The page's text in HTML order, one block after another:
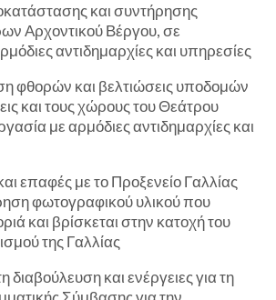
και συντήρησης
Αρχοντικού Βέργου, σε
αντιδημαρχίες και υπηρεσίες
φθορών και βελτιώσεις υποδομών
και τους χώρους του Θεάτρου
με αρμόδιες αντιδημαρχίες και
επαφές με το Προξενείο Γαλλίας
φωτογραφικού υλικού που
και βρίσκεται στην κατοχή του
της Γαλλίας
διαβούλευση και ενέργειες για τη